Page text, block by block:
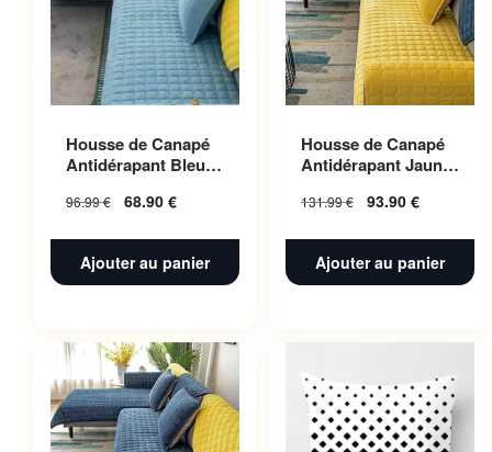
Housse de Canapé
Antidérapant Bleu
96.99€ 68.90 €
Ajouter au panier
Housse de Canapé
Antidérapant Jaune
131.99€ 93.90 €
Ajouter au panier